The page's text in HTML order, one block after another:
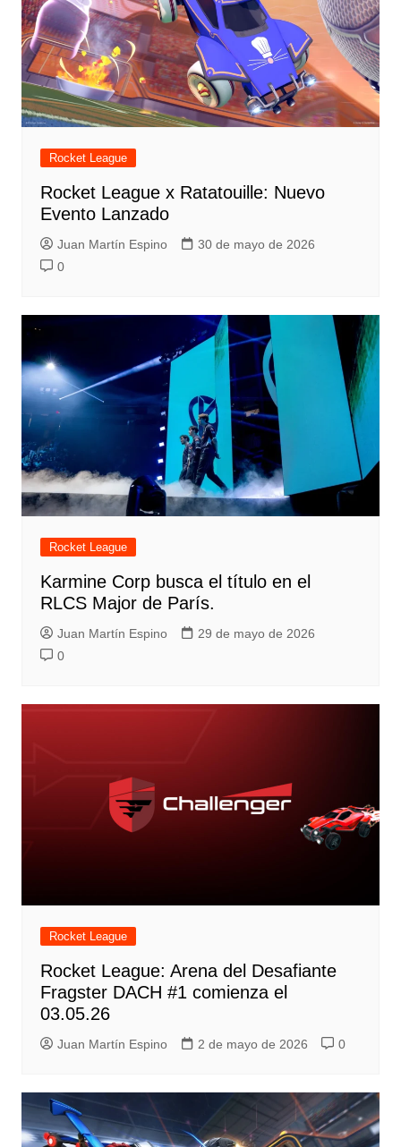
Rocket League
Rocket League x Ratatouille: Nuevo
Evento Lanzado
Juan Martín Espino
30 de mayo de 2026
0
Rocket League
Karmine Corp busca el título en el
RLCS Major de París.
Juan Martín Espino
29 de mayo de 2026
0
Rocket League
Rocket League: Arena del Desafiante
Fragster DACH #1 comienza el
03.05.26
Juan Martín Espino 2 de mayo de 2026 0